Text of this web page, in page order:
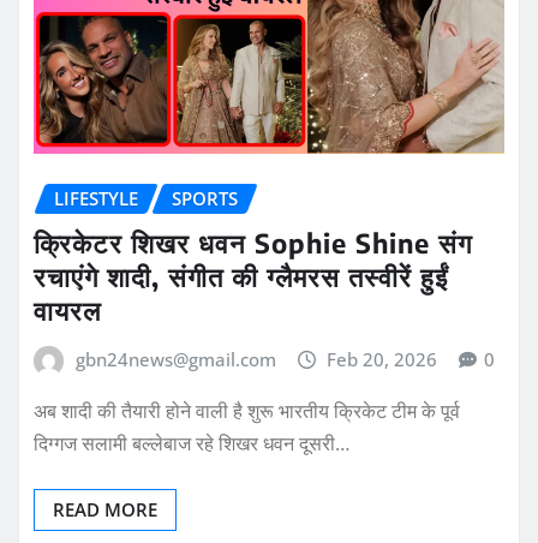
LIFESTYLE SPORTS
क्रिकेटर शिखर धवन Sophie Shine संग
रचाएंगे शादी, संगीत की ग्लैमरस तस्वीरें हुईं
वायरल
gbn24news@gmail.com Feb 20, 2026 0
अब शादी की तैयारी होने वाली है शुरू भारतीय क्रिकेट टीम के पूर्व
दिग्गज सलामी बल्लेबाज रहे शिखर धवन दूसरी…
READ MORE